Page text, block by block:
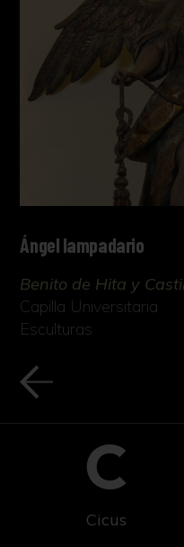
Ángel lampadario
Benito de Hita y
Capilla Universitaria
Esculturas
Cicus